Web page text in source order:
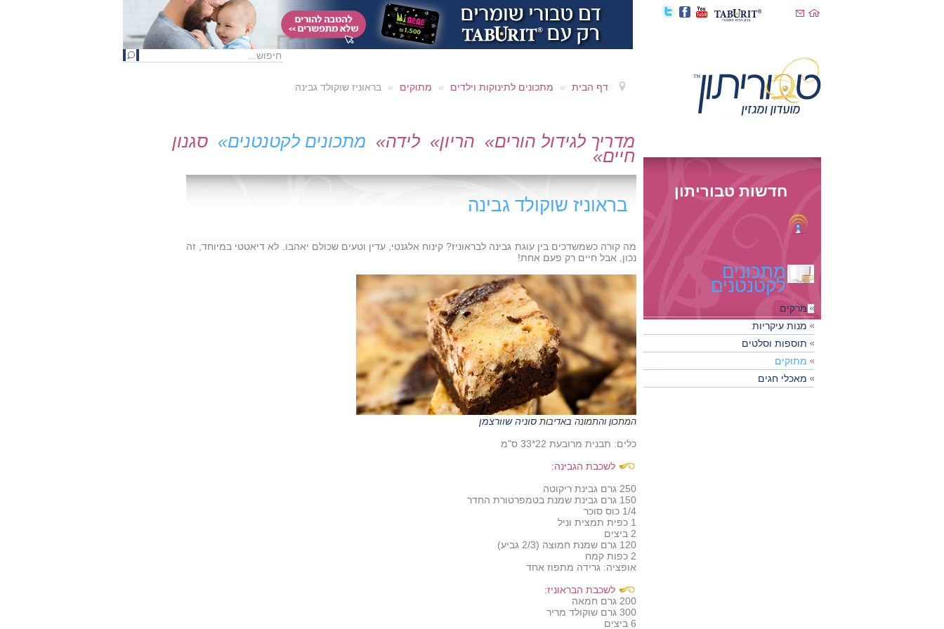
דף הבית » מתכונים לתינוקות וילדים » מתוקים » בראוניז שוקולד גבינה
חדשות טבוריתון
מתכונים
לקטנטנים
מרקים
מנות עיקריות
תוספות וסלטים
מתוקים
מאכלי חגים
מדריך לגידול הורים» הריון» לידה» מתכונים לקטנטנים» סגנון
חיים»
בראוניז שוקולד גבינה
מה קורה כשמשדכים בין עוגת גבינה לבראוניז? קינוח אלגנטי, עדין וטעים שכולם יאהבו. לא דיאטטי במיוחד, זה
נכון, אבל חיים רק פעם אחת!
המתכון והתמונה באדיבות סוניה שוורצמן
כלים: תבנית מרובעת 22*33 ס"מ
לשכבת הגבינה:
250 גרם גבינת ריקוטה
150 גרם גבינת שמנת בטמפרטורת החדר
1/4 כוס סוכר
1 כפית תמצית וניל
2 ביצים
120 גרם שמנת חמוצה (2/3 גביע)
2 כפות קמח
אופציה: גרידה מתפוז אחד
לשכבת הבראוניז:
200 גרם חמאה
300 גרם שוקולד מריר
6 ביצים